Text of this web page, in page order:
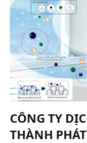
CÔNG TY
THÀNH PHÁT​